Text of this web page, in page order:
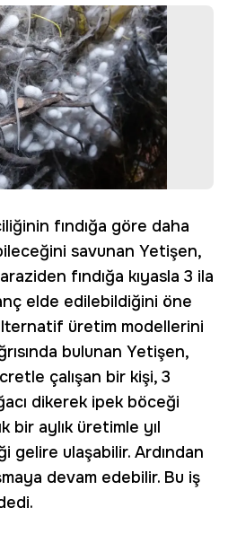
fındığa göre daha
savunan Yetişen,
fındığa kıyasla 3 ila
elde edilebildiğini öne
üretim modellerini
bulunan Yetişen,
çalışan bir kişi, 3
dikerek ipek böceği
bir aylık üretimle yıl
gelire ulaşabilir. Ardından
devam edebilir. Bu iş